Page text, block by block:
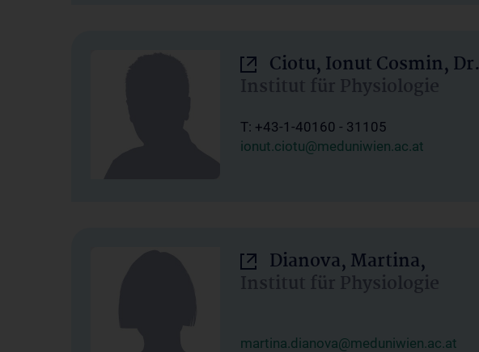
Ciotu, Ionut Cosmin, Dr.
Institut für Physiologie
T: +43-1-40160 - 31105
ionut.ciotu@meduniwien.ac.at
Dianova, Martina,
Institut für Physiologie
martina.dianova@meduniwien.ac.at